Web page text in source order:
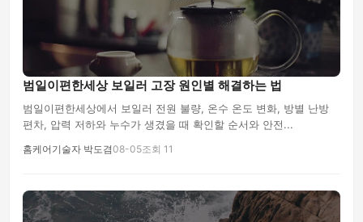
범일이편한세상 보일러 고장 원인별 해결하는 법
범일이편한세상에서 보일러 전원 불량, 온수 온도 변화, 방별 난방
편차, 압력 저하와 누수가 생겼을 때 확인할 순서와 안전...
홈케어기술자 박도겸08-05조회 11